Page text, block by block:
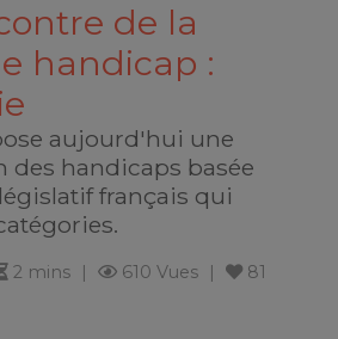
de la
handicap :
aujourd'hui une
des handicaps basée
français qui
2 mins 610 Vues
81